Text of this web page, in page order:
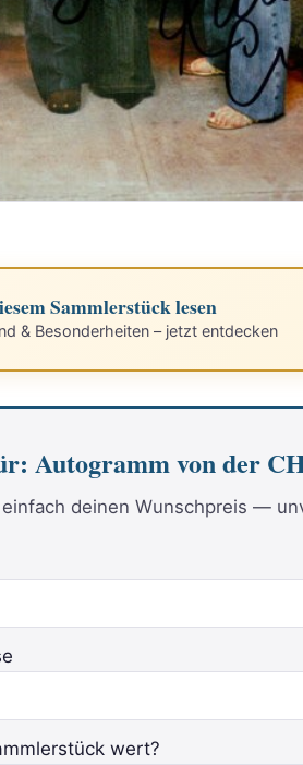
Sammlerstück lesen
& Besonderheiten – jetzt entdecken
Autogramm von der
deinen Wunschpreis —
leer. wert?